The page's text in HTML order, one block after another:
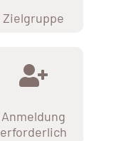
Zielgruppe
Anmeldung
erforderlich